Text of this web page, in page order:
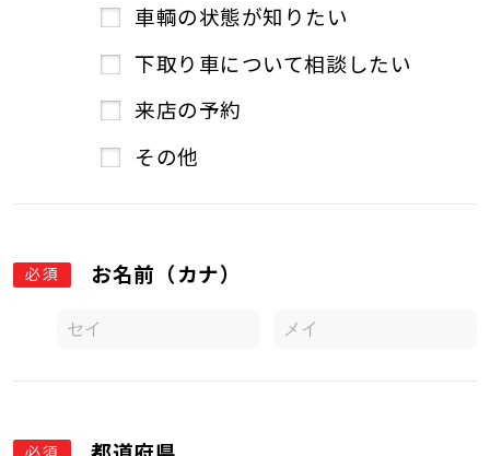
車輌の状態が知りたい
下取り車について相談したい
来店の予約
その他
必須 お名前（カナ）
必須